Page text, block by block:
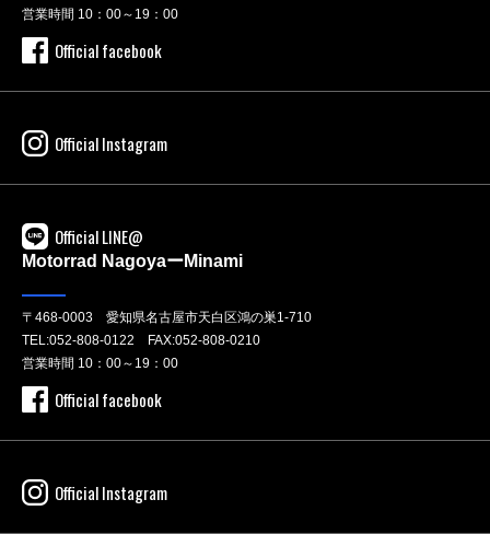
営業時間 10：00～19：00
Official facebook
Official Instagram
Official LINE@
Motorrad NagoyaーMinami
〒468-0003 愛知県名古屋市天白区鴻の巣1-710
TEL:052-808-0122 FAX:052-808-0210
営業時間 10：00～19：00
Official facebook
Official Instagram